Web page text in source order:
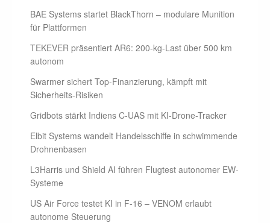
BAE Systems startet BlackThorn – modulare Munition
für Plattformen
TEKEVER präsentiert AR6: 200-kg-Last über 500 km
autonom
Swarmer sichert Top-Finanzierung, kämpft mit
Sicherheits-Risiken
Gridbots stärkt Indiens C-UAS mit KI-Drone-Tracker
Elbit Systems wandelt Handelsschiffe in schwimmende
Drohnenbasen
L3Harris und Shield AI führen Flugtest autonomer EW-
Systeme
US Air Force testet KI in F-16 – VENOM erlaubt
autonome Steuerung